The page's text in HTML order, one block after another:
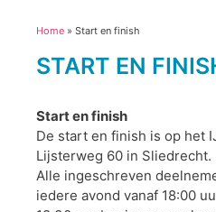
Home » Start en finish
START EN
Start en finish
De start en finish is op het
Lijsterweg 60 in Sliedrecht.
Alle ingeschreven
iedere avond vanaf 18:00